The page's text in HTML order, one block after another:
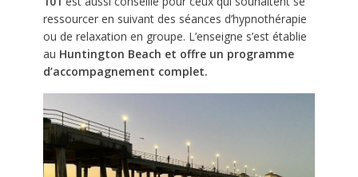
ressourcer en suivant des séances d’hypnothérapie
ou de relaxation en groupe. L’enseigne s’est établie
au Huntington Beach et offre un programme
d’accompagnement complet.